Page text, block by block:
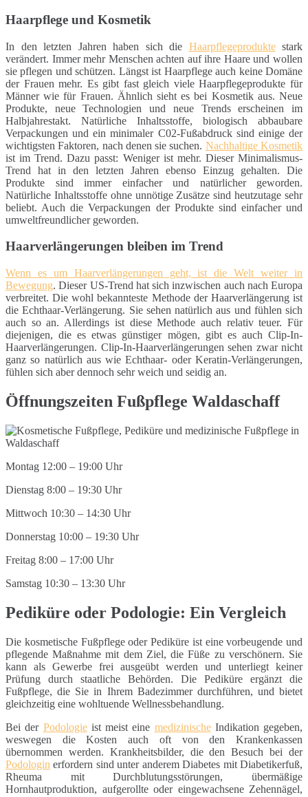
Haarpflege und Kosmetik
In den letzten Jahren haben sich die Haarpflegeproduktestark
verändert. Immer mehr Menschen achten auf ihre Haare und wollen
sie pflegen und schützen. Längst ist Haarpflege auch keine Domäne
der Frauen mehr. Es gibt fast gleich viele Haarpflegeprodukte für
Männer wie für Frauen. Ähnlich sieht es bei Kosmetik aus. Neue
Produkte, neue Technologien und neue Trends erscheinen im
Halbjahrestakt. Natürliche Inhaltsstoffe, biologisch abbaubare
Verpackungen und ein minimaler C02-Fußabdruck sind einige der
wichtigsten Faktoren, nach denen sie suchen. Nachhaltige Kosmetik
ist im Trend. Dazu passt: Weniger ist mehr. Dieser Minimalismus-
Trend hat in den letzten Jahren ebenso Einzug gehalten. Die
Produkte sind immer einfacher und natürlicher geworden.
Natürliche Inhaltsstoffe ohne unnötige Zusätze sind heutzutage sehr
beliebt. Auch die Verpackungen der Produkte sind einfacher und
umweltfreundlicher geworden.
Haarverlängerungen bleiben im Trend
Wenn es um Haarverlängerungen geht, ist die Welt weiter in
Bewegung. Dieser US-Trend hat sich inzwischen auch nach Europa
verbreitet. Die wohl bekannteste Methode der Haarverlängerung ist
die Echthaar-Verlängerung. Sie sehen natürlich aus und fühlen sich
auch so an. Allerdings ist diese Methode auch relativ teuer. Für
diejenigen, die es etwas günstiger mögen, gibt es auch Clip-In-
Haarverlängerungen. Clip-In-Haarverlängerungen sehen zwar nicht
ganz so natürlich aus wie Echthaar- oder Keratin-Verlängerungen,
fühlen sich aber dennoch sehr weich und seidig an.
Öffnungszeiten Fußpflege Waldaschaff
Montag 12:00 – 19:00 Uhr
Dienstag 8:00 – 19:30 Uhr
Mittwoch 10:30 – 14:30 Uhr
Donnerstag 10:00 – 19:30 Uhr
Freitag 8:00 – 17:00 Uhr
Samstag 10:30 – 13:30 Uhr
Pediküre oder Podologie: Ein Vergleich
Die kosmetische Fußpflege oder Pediküre ist eine vorbeugende und
pflegende Maßnahme mit dem Ziel, die Füße zu verschönern. Sie
kann als Gewerbe frei ausgeübt werden und unterliegt keiner
Prüfung durch staatliche Behörden. Die Pediküre ergänzt die
Fußpflege, die Sie in Ihrem Badezimmer durchführen, und bietet
gleichzeitig eine wohltuende Wellnessbehandlung.
Bei der Podologieist meist eine medizinischeIndikation gegeben,
weswegen die Kosten auch oft von den Krankenkassen
übernommen werden. Krankheitsbilder, die den Besuch bei der
Podologin erfordern sind unter anderem Diabetes mit Diabetikerfuß,
Rheuma mit Durchblutungsstörungen, übermäßige
Hornhautproduktion, aufgerollte oder eingewachsene Zehennägel,